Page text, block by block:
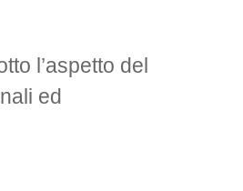
l’aspetto del
ed